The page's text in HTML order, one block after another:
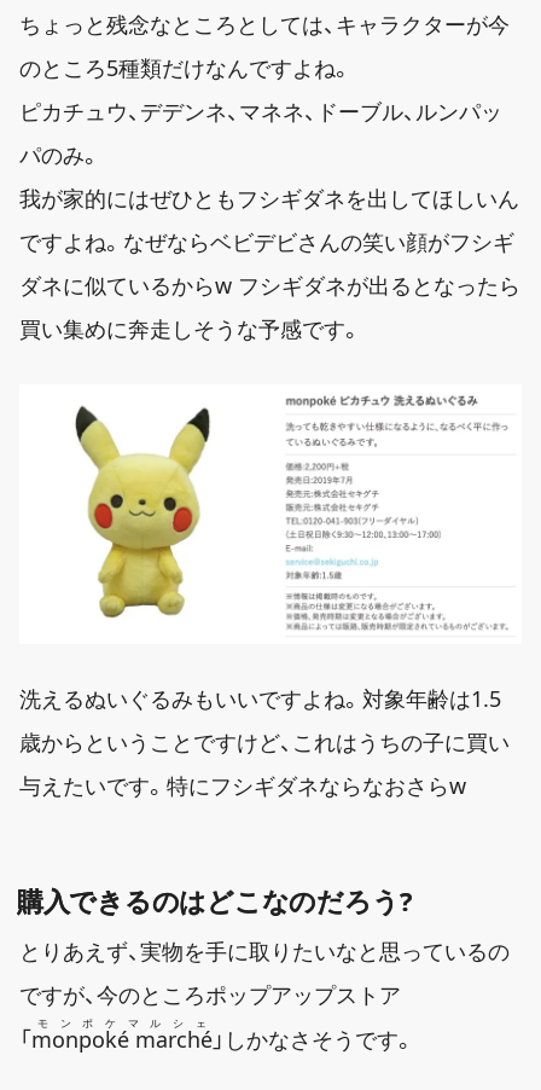
ちょっと残念なところとしては、キャラクターが今
のところ5種類だけなんですよね。
ピカチュウ、デデンネ、マネネ、ドーブル、ルンパッ
パのみ。
我が家的にはぜひともフシギダネを出してほしいん
ですよね。なぜならベビデビさんの笑い顔がフシギ
ダネに似ているからw フシギダネが出るとなったら
買い集めに奔走しそうな予感です。
洗えるぬいぐるみもいいですよね。対象年齢は1.5
歳からということですけど、これはうちの子に買い
与えたいです。特にフシギダネならなおさらw
購入できるのはどこなのだろう?
とりあえず、実物を手に取りたいなと思っているの
ですが、今のところポップアップストア
「monpoké marché
モンポケマルシェ
」しかなさそうです。